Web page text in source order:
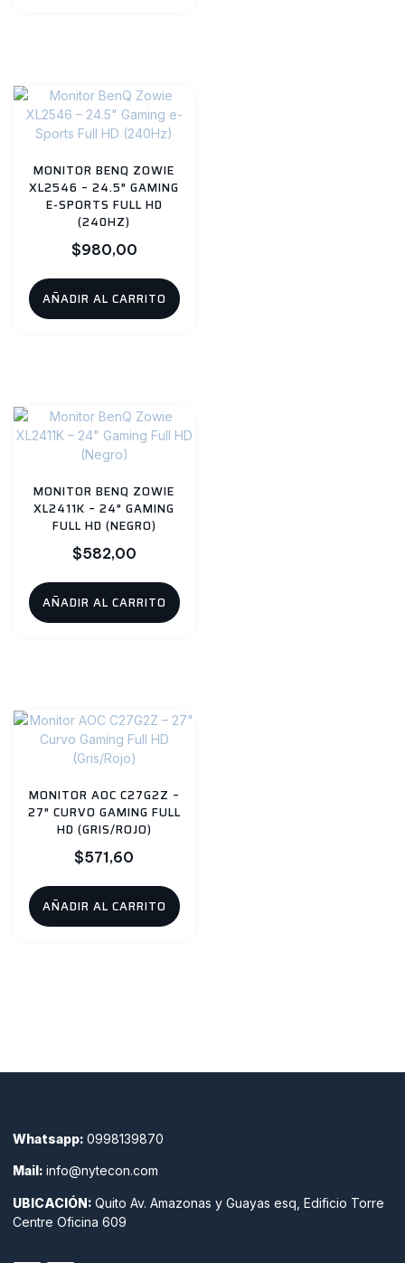
MONITOR BENQ ZOWIE
XL2546 – 24.5″ GAMING
E-SPORTS FULL HD
(240HZ)
$980,00
AÑADIR AL CARRITO
MONITOR BENQ ZOWIE
XL2411K – 24″ GAMING
FULL HD (NEGRO)
$582,00
AÑADIR AL CARRITO
MONITOR AOC C27G2Z –
27″ CURVO GAMING FULL
HD (GRIS/ROJO)
$571,60
AÑADIR AL CARRITO
Whatsapp: 0998139870
Mail: info@nytecon.com
UBICACIÓN: Quito Av. Amazonas y Guayas esq, Edificio Torre
Centre Oficina 609